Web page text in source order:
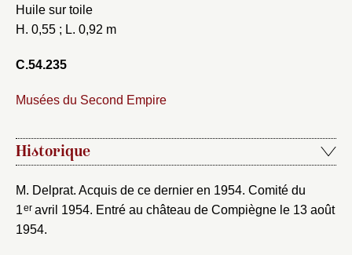
Huile sur toile
H. 0,55 ; L. 0,92 m
C.54.235
Musées du Second Empire
Historique
M. Delprat. Acquis de ce dernier en 1954. Comité du
1eravril 1954. Entré au château de Compiègne le 13 août
1954.
Valider
Nouveau dossier
Créer et ajouter
Mot de passe
Envoyer
Vous n'êtes pas encore inscrit ?Créer un compte
Vous avez oublié votre mot de passe ? Cliquez ici